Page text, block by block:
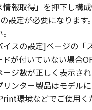
OR
OR HELPING YOU
HEREUNDER.
AND LIABILITY
IS PROVIDED "AS
THE IMPLIED
AND
COST OF ALL
報取得」を押下し構
設定が必要になりま
スの設定]ページの
が付いていない場合
ジ数が正しく表示され
ンター製品はモデル
環境などでご使用く